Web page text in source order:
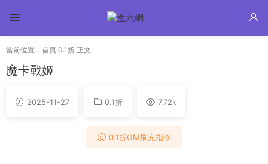
當前位置： 首頁 0.1折 正文
魔卡戰姬
2025-11-27 0.1折 7.72k
0.1折GM刷充指令